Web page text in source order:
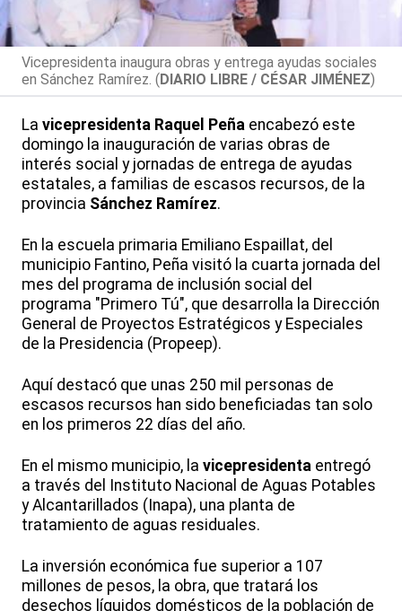
Vicepresidenta inaugura obras y entrega ayudas sociales
en Sánchez Ramírez. (DIARIO LIBRE / CÉSAR JIMÉNEZ)
La vicepresidenta Raquel Peña encabezó este
domingo la inauguración de varias obras de
interés social y jornadas de entrega de ayudas
estatales, a familias de escasos recursos, de la
provincia Sánchez Ramírez.
En la escuela primaria Emiliano Espaillat, del
municipio Fantino, Peña visitó la cuarta jornada del
mes del programa de inclusión social del
programa "Primero Tú", que desarrolla la Dirección
General de Proyectos Estratégicos y Especiales
de la Presidencia (Propeep).
Aquí destacó que unas 250 mil personas de
escasos recursos han sido beneficiadas tan solo
en los primeros 22 días del año.
En el mismo municipio, la vicepresidenta entregó
a través del Instituto Nacional de Aguas Potables
y Alcantarillados (Inapa), una planta de
tratamiento de aguas residuales.
La inversión económica fue superior a 107
millones de pesos, la obra, que tratará los
desechos líquidos domésticos de la población de